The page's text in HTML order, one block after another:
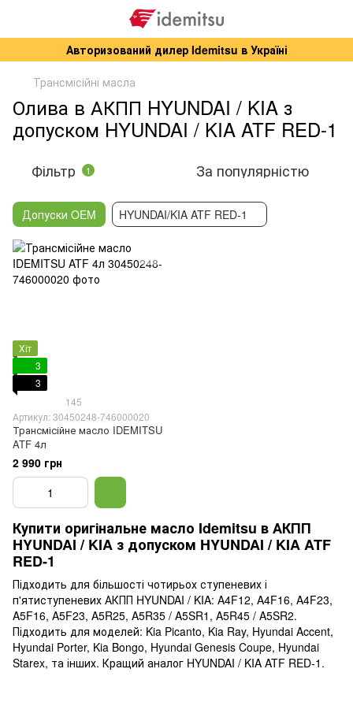
Авторизований дилер Idemitsu в Україні
Трансмісійні масла
Олива в АКПП HYUNDAI / KIA з
допуском HYUNDAI / KIA ATF RED-1
Фільтр 1 За популярністю
Допуски OEM HYUNDAI/KIA ATF RED-1
Хіт
3
3
145
Артикул: 30450248-746000020
Трансмісійне масло IDEMITSU
ATF 4л
2 990 грн
Купити оригінальне масло Idemitsu в АКПП
HYUNDAI / KIA з допуском HYUNDAI / KIA ATF
RED-1
Підходить для більшості чотирьох ступеневих і
п'ятиступеневих АКПП HYUNDAI / KIA: A4F12, A4F16, A4F23,
A5F16, A5F23, A5R25, A5R35 / A5SR1, A5R45 / A5SR2.
Підходить для моделей: Kia Picanto, Kia Ray, Hyundai Accent,
Hyundai Porter, Kia Bongo, Hyundai Genesis Coupe, Hyundai
Starex, та інших. Кращий аналог HYUNDAI / KIA ATF RED-1.